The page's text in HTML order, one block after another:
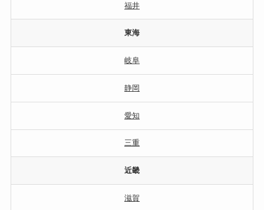
福井
東海
岐阜
静岡
愛知
三重
近畿
滋賀